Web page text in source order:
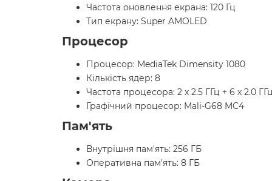
Частота оновлення екрана: 120 Гц
Тип екрану: Super AMOLED
Процесор
Процесор: MediaTek Dimensity 1080
Кількість ядер: 8
Частота процесора: 2 х 2.5 ГГц + 6 х 2.0 ГГц
Графічний процесор: Mali-G68 MC4
Пам'ять
Внутрішня пам'ять: 256 ГБ
Оперативна пам'ять: 8 ГБ